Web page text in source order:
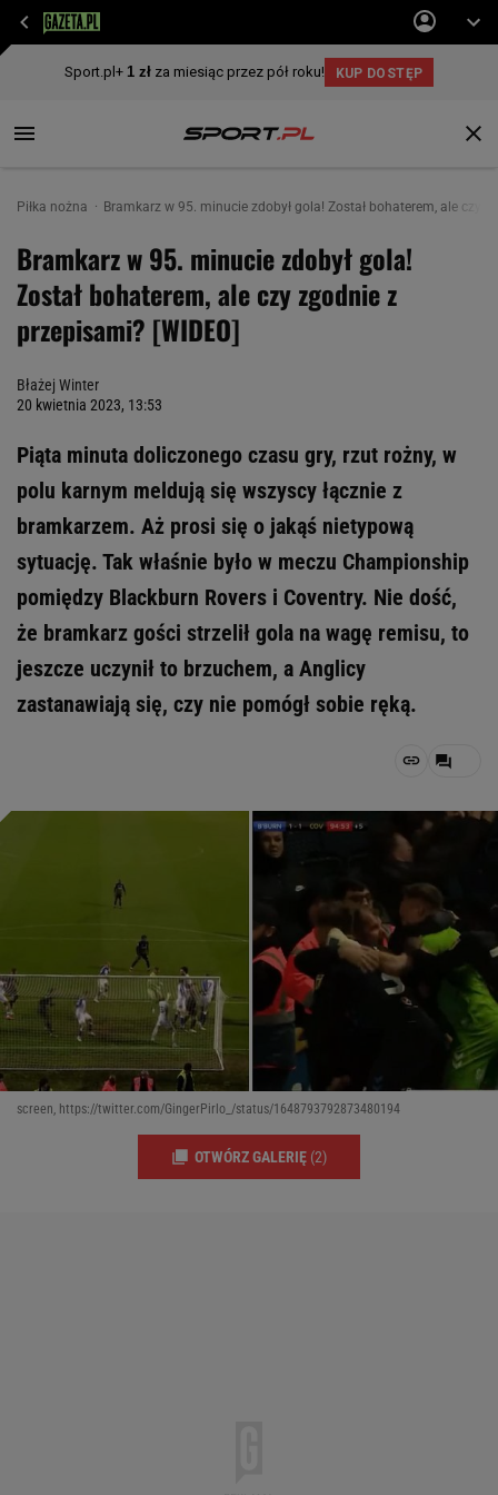
Piłka nożna Bramkarz w 95. minucie zdobył gola! Został bohaterem, ale czy
Bramkarz w 95. minucie zdobył gola!
Został bohaterem, ale czy zgodnie z
przepisami? [WIDEO]
Błażej Winter
20 kwietnia 2023, 13:53
Piąta minuta doliczonego czasu gry, rzut rożny, w
polu karnym meldują się wszyscy łącznie z
bramkarzem. Aż prosi się o jakąś nietypową
sytuację. Tak właśnie było w meczu Championship
pomiędzy Blackburn Rovers i Coventry. Nie dość,
że bramkarz gości strzelił gola na wagę remisu, to
jeszcze uczynił to brzuchem, a Anglicy
zastanawiają się, czy nie pomógł sobie ręką.
screen, https://twitter.com/GingerPirlo_/status/1648793792873480194
OTWÓRZ GALERIĘ (2)